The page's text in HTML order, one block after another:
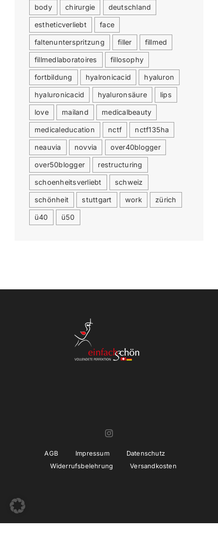
body chirurgie deutschland
estheticverliebt face
faltenunterspritzung filler fillmed
fillmedlaboratoires fillosophy
fortbildung hyalronicacid hyaluron
hyaluronicacid hyaluronsäure lips
love mailand medicalbeauty
medicaleducation nctf nctf135ha
neauvia novvia over40blogger
over50blogger restructuring
schoenheitsverliebt schweiz
schönheit stuttgart work zürich
ü40 ü50
AGB Impressum
Datenschutz
Widerrufsbelehrung
Versandkosten